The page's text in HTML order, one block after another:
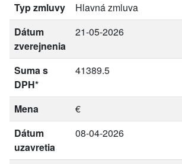
Typ zmluvy
Hlavná zmluva
Dátum
zverejnenia
21-05-2026
Suma s
DPH*
41389.5
Mena
€
Dátum
uzavretia
08-04-2026